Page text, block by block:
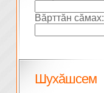
Вăрттăн сăмах:
Шухăшсем